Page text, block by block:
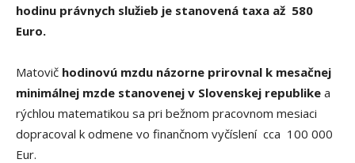
hodinu právnych služieb je stanovená taxa až 580
Euro.
Matovič hodinovú mzdu názorne prirovnal k mesačnej
minimálnej mzde stanovenej v Slovenskej republike a
rýchlou matematikou sa pri bežnom pracovnom mesiaci
dopracoval k odmene vo finančnom vyčíslení cca 100 000
Eur.